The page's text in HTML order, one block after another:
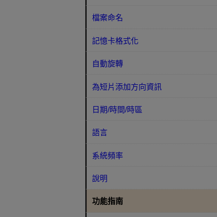
檔案命名
記憶卡格式化
自動旋轉
為短片添加方向資訊
日期/時間/時區
語言
系統頻率
說明
功能指南